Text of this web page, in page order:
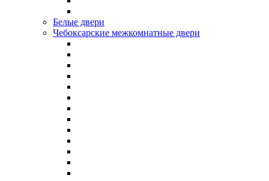
Белые двери
Чебоксарские межкомнатные двери